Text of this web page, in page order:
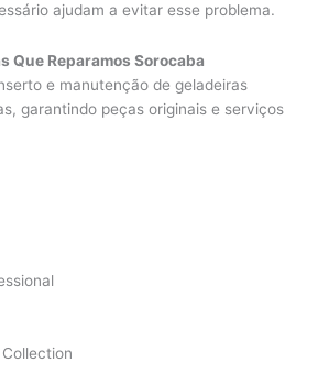
ajudam a evitar esse problema.
Que Reparamos Sorocaba
e manutenção de geladeiras
garantindo peças originais e serviços